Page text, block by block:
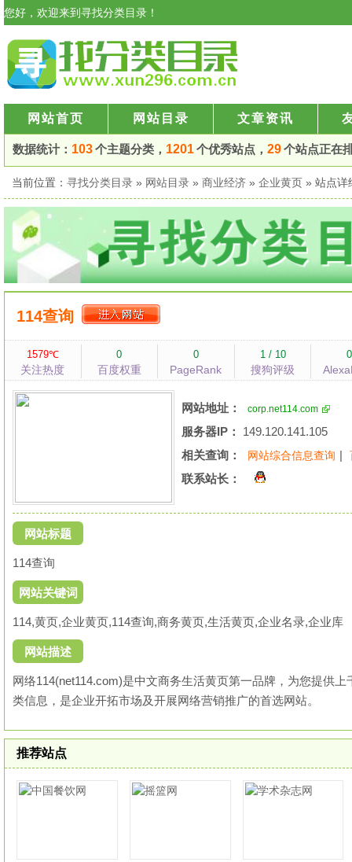
您好，欢迎来到寻找分类目录！
网站首页 网站目录 文章资讯
数据统计： 103个主题分类， 1201个优秀站点， 29个站点正在
当前位置： 寻找分类目录 » 网站目录 » 商业经济 » 企业黄页 » 站点
114查询
1579℃
关注热度
0
百度权重
0
PageRank
1 / 10
搜狗评级
0
网站地址： corp.net114.com
服务器IP：
149.120.141.105
相关查询：
网站综合信息查询 |
联系站长：
网站标题
114查询
网站关键词
114,黄页,企业黄页,114查询,商务黄页,生活黄页,企业名录,企业库
网站描述
网络114(net114.com)是中文商务生活黄页第一品牌，为您提供
类信息，是企业开拓市场及开展网络营销推广的首选网站。
推荐站点